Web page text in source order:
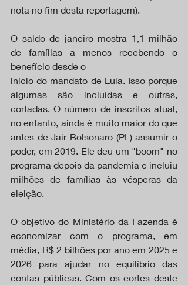
nota no fim desta reportagem).
O saldo de janeiro mostra 1,1 milhão
de famílias a menos recebendo o
benefício desde o
início do mandato de Lula. Isso porque
algumas são incluídas e outras,
cortadas. O número de inscritos atual,
no entanto, ainda é muito maior do que
antes de Jair Bolsonaro (PL) assumir o
poder, em 2019. Ele deu um "boom" no
programa depois da pandemia e incluiu
milhões de famílias às vésperas da
eleição.
O objetivo do Ministério da Fazenda é
economizar com o programa, em
média, R$ 2 bilhões por ano em 2025 e
2026 para ajudar no equilíbrio das
contas públicas. Com os cortes deste